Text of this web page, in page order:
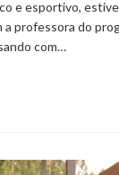
e esportivo,
professora do
com…